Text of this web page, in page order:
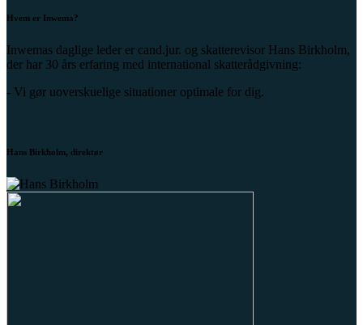
Hvem er Inwema?
Inwemas daglige leder er cand.jur. og skatterevisor Hans Birkholm,
der har 30 års erfaring med international skatterådgivning:
- Vi gør uoverskuelige situationer optimale for dig.
Hans Birkholm, direktør